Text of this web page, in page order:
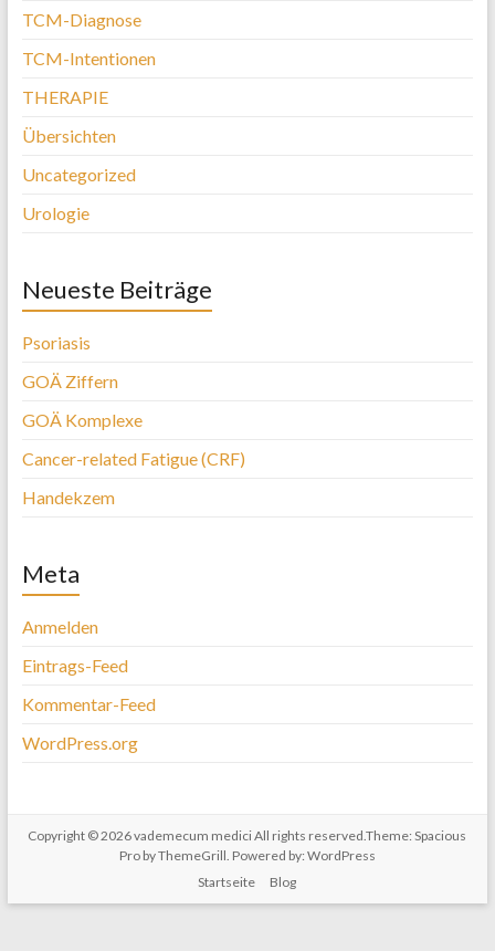
TCM-Diagnose
TCM-Intentionen
THERAPIE
Übersichten
Uncategorized
Urologie
Neueste Beiträge
Psoriasis
GOÄ Ziffern
GOÄ Komplexe
Cancer-related Fatigue (CRF)
Handekzem
Meta
Anmelden
Eintrags-Feed
Kommentar-Feed
WordPress.org
Copyright © 2026vademecum mediciAll rights reserved.Theme:Spacious
Proby ThemeGrill. Powered by: WordPress
Startseite
Blog